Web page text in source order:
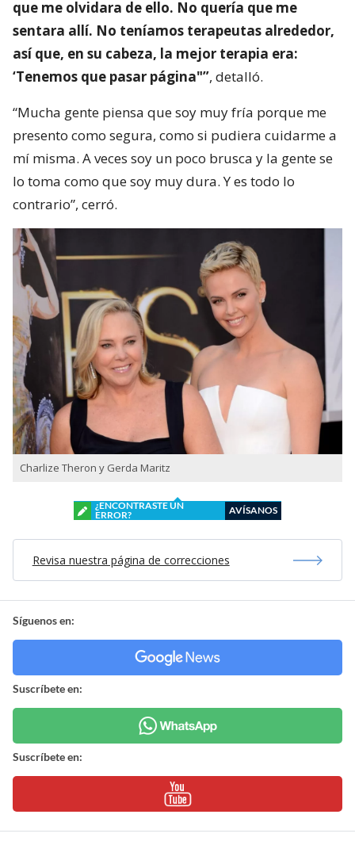
que me olvidara de ello. No quería que me
sentara allí. No teníamos terapeutas alrededor,
así que, en su cabeza, la mejor terapia era:
‘Tenemos que pasar página"”, detalló.
“Mucha gente piensa que soy muy fría porque me
presento como segura, como si pudiera cuidarme a
mí misma. A veces soy un poco brusca y la gente se
lo toma como que soy muy dura. Y es todo lo
contrario”, cerró.
Charlize Theron y Gerda Maritz
¿ENCONTRASTE UN
ERROR?
AVÍSANOS
Revisa nuestra página de correcciones
Síguenos en:
Suscríbete en:
Suscríbete en: